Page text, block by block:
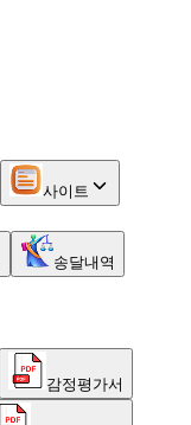
사이트
송달내역
감정평가서